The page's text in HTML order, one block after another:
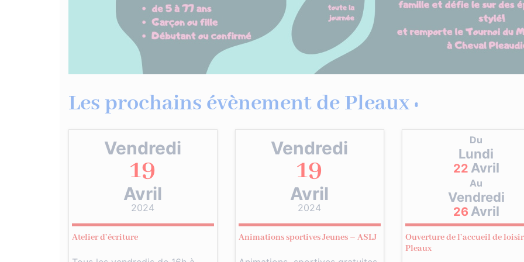
Les prochains évènement de Pleaux :
Vendredi
19
Avril
2024
Atelier d’écriture
Vendredi
19
Avril
2024
Animations sportives Jeunes – ASLJ
Du
Lundi
22 Avril
Au
Vendredi
26 Avril
Ouverture de l’accueil de
Pleaux